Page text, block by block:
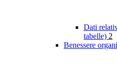
Dati
tabelle) 2
Benessere